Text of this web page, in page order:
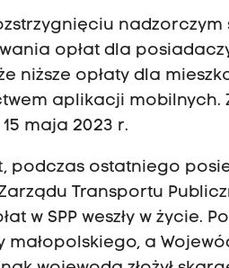
nadzorczym
opłat dla
niższe opłaty dla
aplikacji mobilnych.
maja 2023 r.
podczas ostatniego
Transportu
w SPP weszły w życie.
a